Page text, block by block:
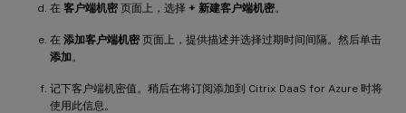
在 客户端机密 页面上，选择 + 新建客户端机密。
在 添加客户端机密 页面上，提供描述并选择过期时间间隔。然后单击
添加。
记下客户端机密值。稍后在将订阅添加到 Citrix DaaS for Azure 时将
使用此信息。